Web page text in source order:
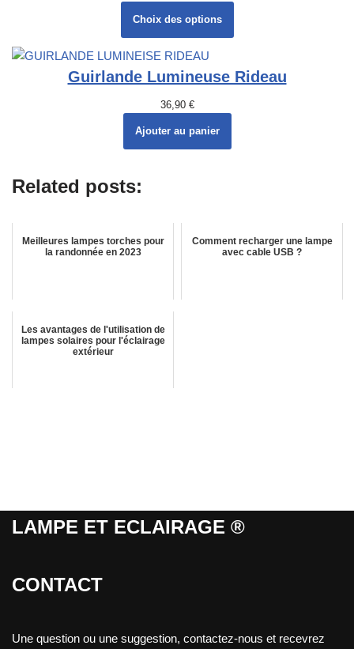
Choix des options
Guirlande Lumineuse Rideau
36,90 €
Ajouter au panier
Related posts:
Meilleures lampes torches pour
la randonnée en 2023
Comment recharger une lampe
avec cable USB ?
Les avantages de l'utilisation de
lampes solaires pour l'éclairage
extérieur
LAMPE ET ECLAIRAGE ®
CONTACT
Une question ou une suggestion, contactez-nous et recevrez